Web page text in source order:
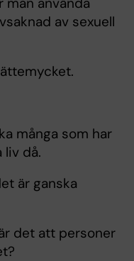
av sexuell
många som har
liv då.
är ganska
det att personer